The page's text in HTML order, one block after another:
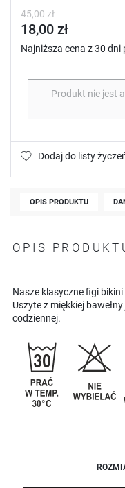
45,00 zł
18,00 zł
Najniższa cena z 30 dni
Produkt nie jest
Dodaj do listy
OPIS PRODUKTU
OPIS
Nasze klasyczne figi
Uszyte z miękkiej
codziennej.